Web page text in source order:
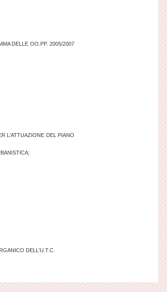
DELLE OO.PP. 2005/2007
L'ATTUAZIONE DEL PIANO
DELL'U.T.C.